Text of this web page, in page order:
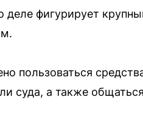
деле фигурирует
пользоваться
суда, а также